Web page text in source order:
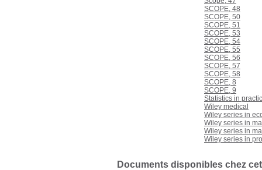
SCOPE, 48
SCOPE, 50
SCOPE, 51
SCOPE, 53
SCOPE, 54
SCOPE, 55
SCOPE, 56
SCOPE, 57
SCOPE, 58
SCOPE, 8
SCOPE, 9
Statistics in
Wiley medical
Wiley series in
Wiley series in
Wiley series in
Wiley series in
Documents disponibles chez